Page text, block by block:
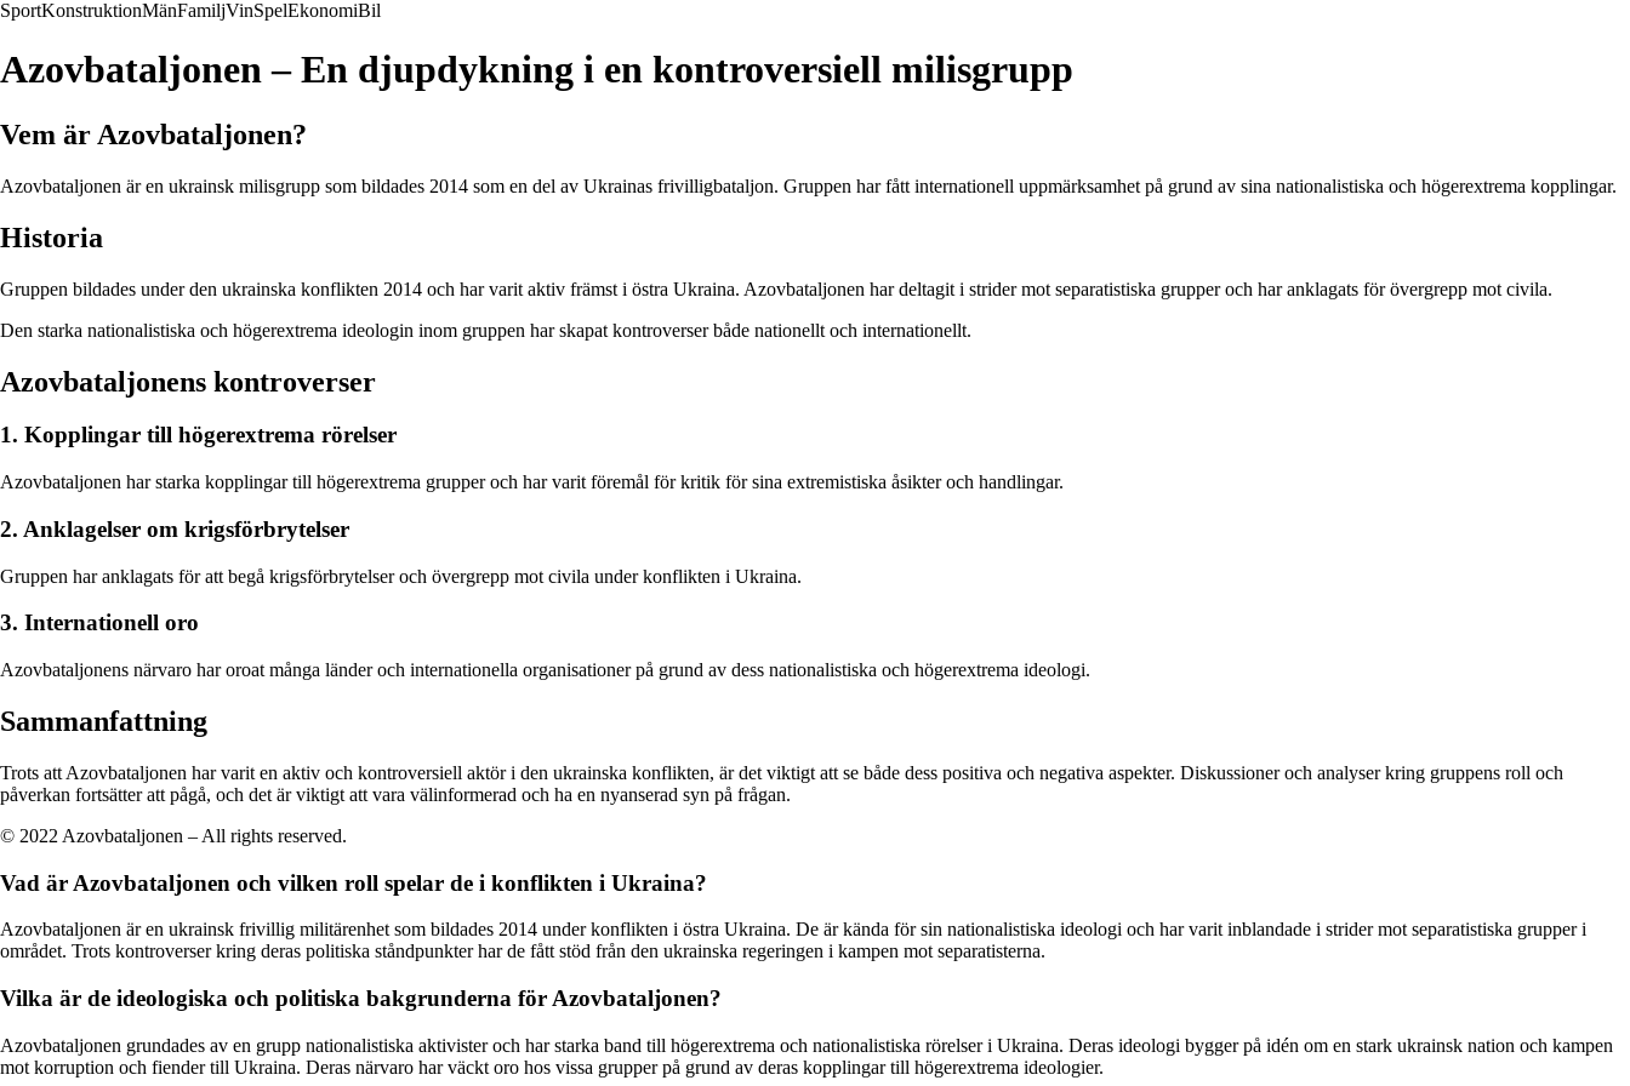
SportKonstruktionMänFamiljVinSpelEkonomiBil
Azovbataljonen – En djupdykning i en kontroversiell milisgrupp
Vem är Azovbataljonen?
Azovbataljonen är en ukrainsk milisgrupp som bildades 2014 som en del av Ukrainas frivilligbataljon. Gruppen har fått internationell uppmärksamhet på grund av sina nationalistiska och högerextrema kopplingar.
Historia
Gruppen bildades under den ukrainska konflikten 2014 och har varit aktiv främst i östra Ukraina. Azovbataljonen har deltagit i strider mot separatistiska grupper och har anklagats för övergrepp mot civila.
Den starka nationalistiska och högerextrema ideologin inom gruppen har skapat kontroverser både nationellt och internationellt.
Azovbataljonens kontroverser
1. Kopplingar till högerextrema rörelser
Azovbataljonen har starka kopplingar till högerextrema grupper och har varit föremål för kritik för sina extremistiska åsikter och handlingar.
2. Anklagelser om krigsförbrytelser
Gruppen har anklagats för att begå krigsförbrytelser och övergrepp mot civila under konflikten i Ukraina.
3. Internationell oro
Azovbataljonens närvaro har oroat många länder och internationella organisationer på grund av dess nationalistiska och högerextrema ideologi.
Sammanfattning
Trots att Azovbataljonen har varit en aktiv och kontroversiell aktör i den ukrainska konflikten, är det viktigt att se både dess positiva och negativa aspekter. Diskussioner och analyser kring gruppens roll och
påverkan fortsätter att pågå, och det är viktigt att vara välinformerad och ha en nyanserad syn på frågan.
© 2022 Azovbataljonen – All rights reserved.
Vad är Azovbataljonen och vilken roll spelar de i konflikten i Ukraina?
Azovbataljonen är en ukrainsk frivillig militärenhet som bildades 2014 under konflikten i östra Ukraina. De är kända för sin nationalistiska ideologi och har varit inblandade i strider mot separatistiska grupper i
området. Trots kontroverser kring deras politiska ståndpunkter har de fått stöd från den ukrainska regeringen i kampen mot separatisterna.
Vilka är de ideologiska och politiska bakgrunderna för Azovbataljonen?
Azovbataljonen grundades av en grupp nationalistiska aktivister och har starka band till högerextrema och nationalistiska rörelser i Ukraina. Deras ideologi bygger på idén om en stark ukrainsk nation och kampen
mot korruption och fiender till Ukraina. Deras närvaro har väckt oro hos vissa grupper på grund av deras kopplingar till högerextrema ideologier.